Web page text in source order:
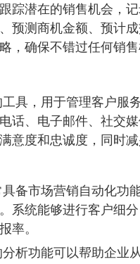
踪潜在的销售机会，
预测商机金额、预计
，确保不错过任何销售
具，用于管理客户服
话、电子邮件、社交
意度和忠诚度，同时减
备市场营销自动化功
系统能够进行客户细
率。
析功能可以帮助企业